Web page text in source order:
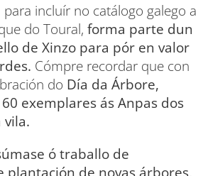
para incluír no catálogo galego a
do Toural, forma parte dun
de Xinzo para pór en valor
Cómpre recordar que con
do Día da Árbore,
exemplares ás Anpas dos
vila.
ó traballo de
plantación de novas árbores,